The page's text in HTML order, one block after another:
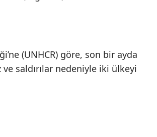
(UNHCR) göre, son bir ayda
saldırılar nedeniyle iki ülkeyi